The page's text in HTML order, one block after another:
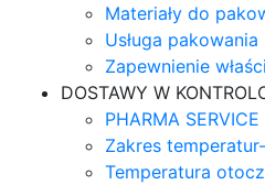
Materiały do
Usługa pakowania
Zapewnienie
DOSTAWY W
PHARMA SERVICE
Zakres
Temperatura